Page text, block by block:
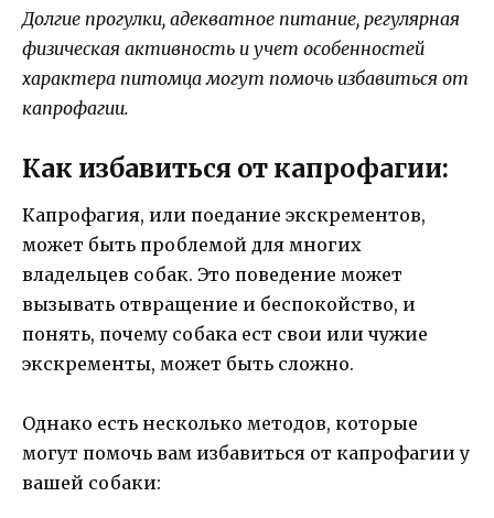
Долгие прогулки, адекватное питание, регулярная
физическая активность и учет особенностей
характера питомца могут помочь избавиться от
капрофагии.
Как избавиться от капрофагии:
Капрофагия, или поедание экскрементов,
может быть проблемой для многих
владельцев собак. Это поведение может
вызывать отвращение и беспокойство, и
понять, почему собака ест свои или чужие
экскременты, может быть сложно.
Однако есть несколько методов, которые
могут помочь вам избавиться от капрофагии у
вашей собаки: